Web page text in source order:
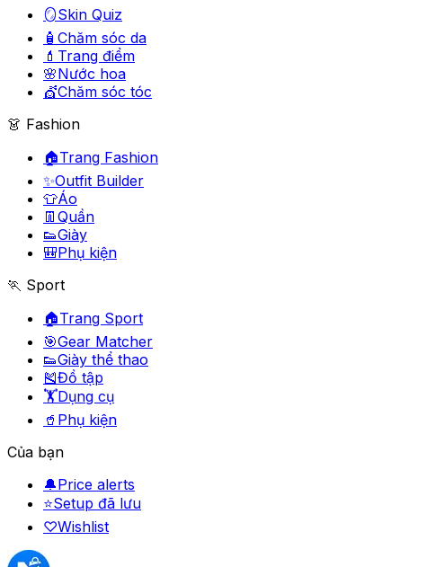
🪞Skin Quiz
🧴 Chăm sóc da
💄 Trang điểm
🌸Nước hoa
💇Chăm sóc tóc
👗 Fashion
🏠Trang Fashion
✨Outfit Builder
👕Áo
👖 Quần
👟Giày
🎒Phụ kiện
🏃 Sport
🏠Trang Sport
🎯Gear Matcher
👟Giày thể thao
🎽Đồ tập
🏋️Dụng cụ
🥤 Phụ kiện
Của bạn
🔔Price alerts
⭐Setup đã lưu
♡Wishlist